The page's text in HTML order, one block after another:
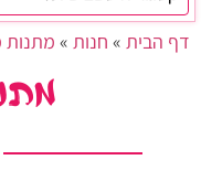
דף הבית » חנות » מתנות